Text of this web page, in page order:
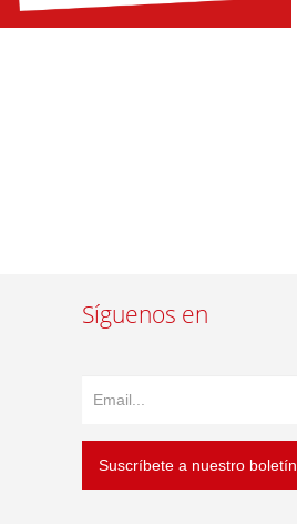
Síguenos en
Suscríbete a nuestro boletín